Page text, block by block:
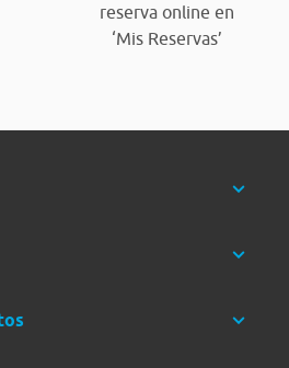
reserva online en
‘Mis Reservas’